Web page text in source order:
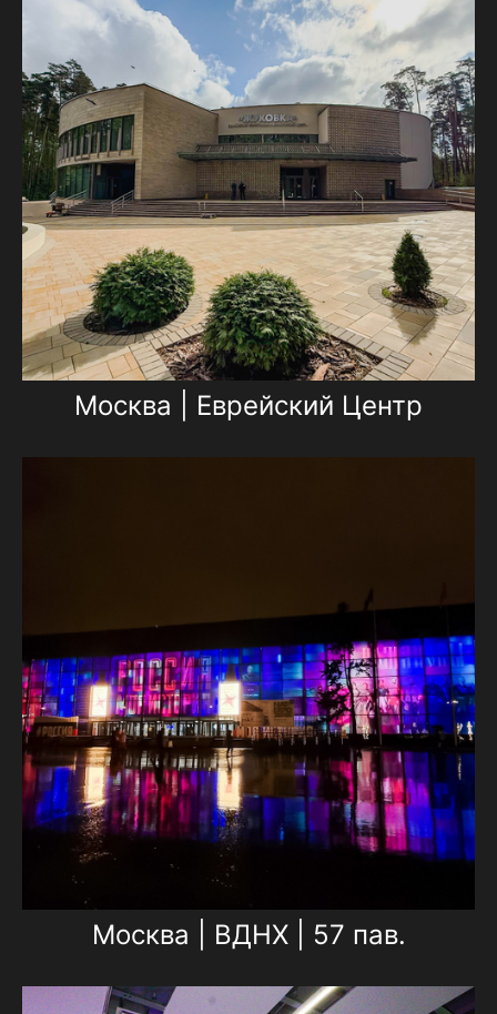
Москва | Еврейский Центр
Москва | ВДНХ | 57 пав.